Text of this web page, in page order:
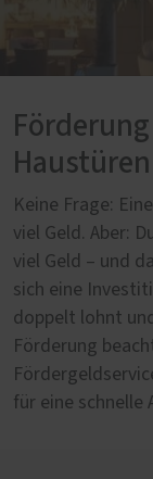
Haustüren
Keine Frage:
viel Geld. Aber:
viel Geld – und
sich eine
doppelt lohnt
Förderung
für eine schnelle